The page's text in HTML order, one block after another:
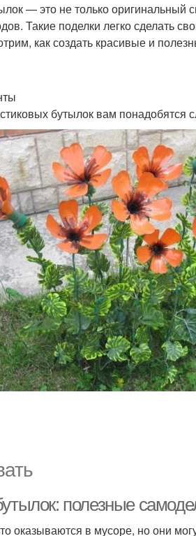
— это не только оригинальный
Такие поделки легко сделать
как создать красивые и
бутылок вам
полезные
оказываются в мусоре, но они